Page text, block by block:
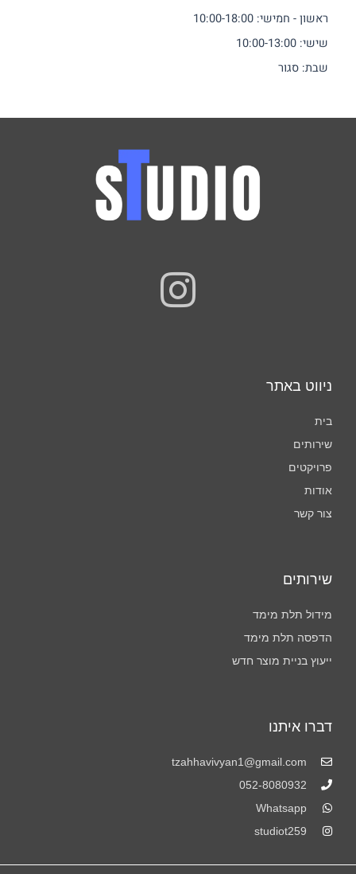
ראשון - חמישי: 10:00-18:00
שישי: 10:00-13:00
שבת: סגור
I
n
ניווט באתר
בית
שירותים
פרויקטים
אודות
צור קשר
שירותים
מידול תלת מימד
הדפסה תלת מימד
ייעוץ בניית מוצר חדש
דברו איתנו
tzahhavivyan1@gmail.com
052-8080932
Whatsapp
studiot259